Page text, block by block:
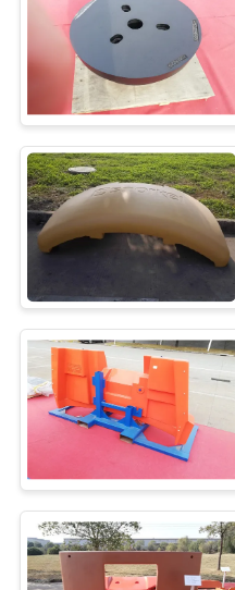
SITEMAP
PRIVACY
POLICY